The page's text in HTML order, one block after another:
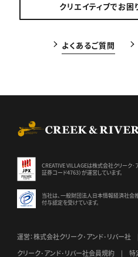
クリエイティブでお
よくあるご質問
CREATIVE VILLAGEは株式会社クリーク･
証券コード4763）が運営しています。
当社は、一般財団法人日本情報経済社会
付与認定を受けています。
運営：株式会社クリーク･アンド･リバー社
クリーク･アンド･リバー社会員規約
特